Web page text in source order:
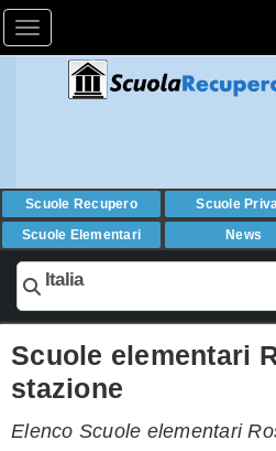
Toggle navigation
Scuole Recupero Scuole
Scuole Elementari
News
Italia
Scuole elementari
stazione
Elenco Scuole elementari